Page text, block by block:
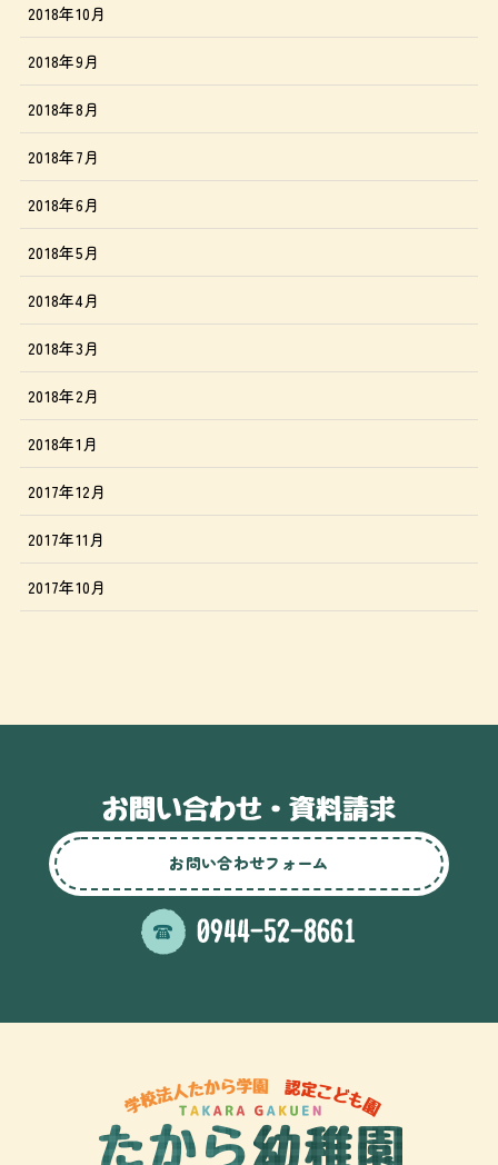
2018年10月
2018年9月
2018年8月
2018年7月
2018年6月
2018年5月
2018年4月
2018年3月
2018年2月
2018年1月
2017年12月
2017年11月
2017年10月
お問い合わせフォーム